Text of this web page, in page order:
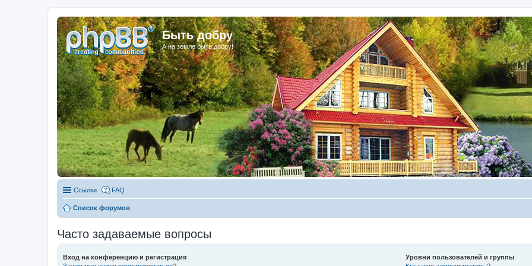
Быть добру
А на земле быть добру!
Ссылки FAQ
Список форумов
Часто задаваемые вопросы
Вход на конференцию и регистрация
Уровни пользователей и группы